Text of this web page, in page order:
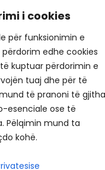
i cookies
për funksionimin e
edhe cookies
kuptuar përdorimin e
tuaj dhe për të
të pranoni të gjitha
esenciale ose të
Pëlqimin mund ta
kohë.